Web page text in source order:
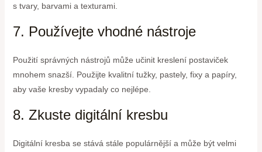
s tvary, barvami a texturami.
7. Používejte vhodné nástroje
Použití správných nástrojů může učinit kreslení postaviček
mnohem snazší. Použijte kvalitní tužky, pastely, fixy a papíry,
aby vaše kresby vypadaly co nejlépe.
8. Zkuste digitální kresbu
Digitální kresba se stává stále populárnější a může být velmi